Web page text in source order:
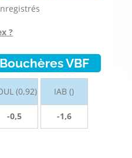
?
VBF
(0,92)
-0,5
IAB ()
-1,6